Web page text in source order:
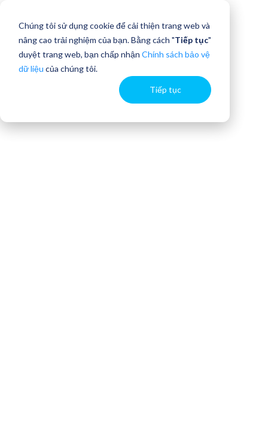
Chúng tôi sử dụng cookie để cải thiện trang web và
nâng cao trải nghiệm của bạn. Bằng cách "Tiếp tục"
duyệt trang web, bạn chấp nhận Chính sách bảo vệ
dữ liệu của chúng tôi.
Tiếp tục